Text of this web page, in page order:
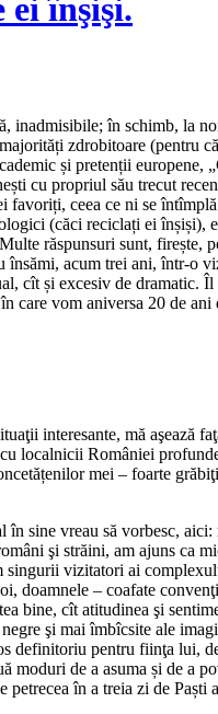
înşişi.
în schimb, la
zdrobitoare (pentru
și pretenții
cu propriul său trecut
ceea ce ni se
(căci reciclați ei
răspunsuri sunt, firește,
acum trei ani, într-
și excesiv de dramatic.
vom aniversa 20 de
interesante, mă aşează
localnicii României
mei – foarte
sine vreau să vorbesc,
şi străini, am ajuns ca
vizitatori ai
doamnele – coafate
cît atitudinea şi
şi mai îmbîcsite ale
pentru fiinţa lui,
de a asuma și de a
în a treia zi de